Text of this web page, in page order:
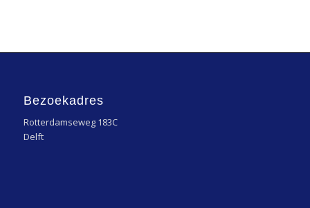
Bezoekadres
Rotterdamseweg 183C
Delft